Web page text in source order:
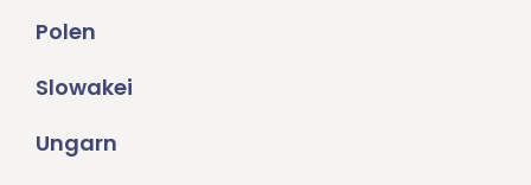
Polen
Slowakei
Ungarn